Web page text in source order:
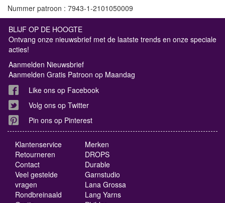
Nummer patroon : 7943-1-2101050009
BLIJF OP DE HOOGTE
Ontvang onze nieuwsbrief met de laatste trends en onze speciale
acties!
Aanmelden Nieuwsbrief
Aanmelden Gratis Patroon op Maandag
Like ons op Facebook
Volg ons op Twitter
Pin ons op Pinterest
Klantenservice
Retourneren
Contact
Veel gestelde
vragen
Rondbreinaald
Merken
DROPS
Durable
Garnstudio
Lana Grossa
Lang Yarns